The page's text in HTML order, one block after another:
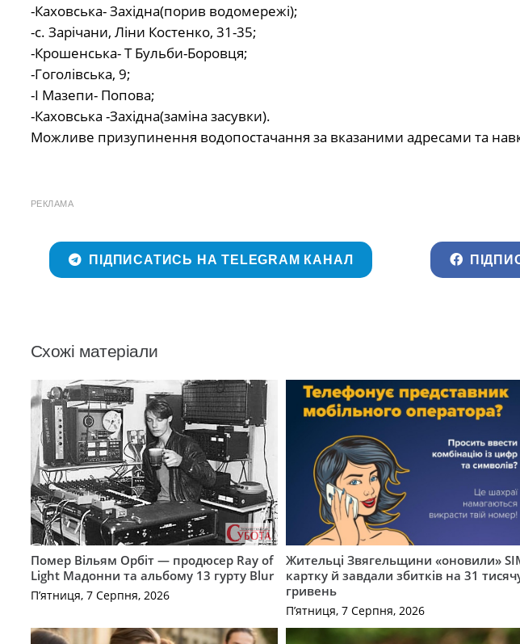
-Каховська- Західна(порив водомережі);
-с. Зарічани, Ліни Костенко, 31-35;
-Крошенська- Т Бульби-Боровця;
-Гоголівська, 9;
-І Мазепи- Попова;
-Каховська -Західна(заміна засувки).
Можливе призупинення водопостачання за вказаними адресами та
РЕКЛАМА
ПІДПИСАТИСЬ НА TELEGRAM КАНАЛ
Схожі матеріали
Помер Вільям Орбіт — продюсер Ray of
Light Мадонни та альбому 13 гурту Blur
П’ятниця, 7 Серпня, 2026
Жительці Звягельщини «оновили»
картку й завдали збитків на 31
гривень
П’ятниця, 7 Серпня, 2026